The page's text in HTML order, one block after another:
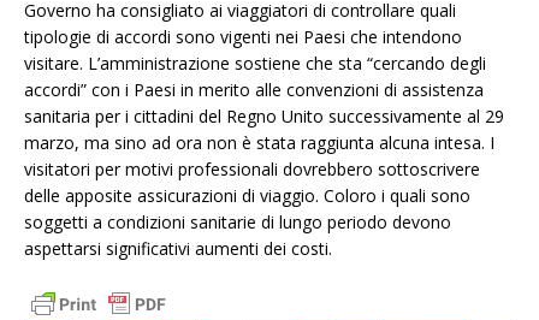
Governo ha consigliato ai viaggiatori di controllare quali
tipologie di accordi sono vigenti nei Paesi che intendono
visitare. L’amministrazione sostiene che sta “cercando degli
accordi” con i Paesi in merito alle convenzioni di assistenza
sanitaria per i cittadini del Regno Unito successivamente al 29
marzo, ma sino ad ora non è stata raggiunta alcuna intesa. I
visitatori per motivi professionali dovrebbero sottoscrivere
delle apposite assicurazioni di viaggio. Coloro i quali sono
soggetti a condizioni sanitarie di lungo periodo devono
aspettarsi significativi aumenti dei costi.